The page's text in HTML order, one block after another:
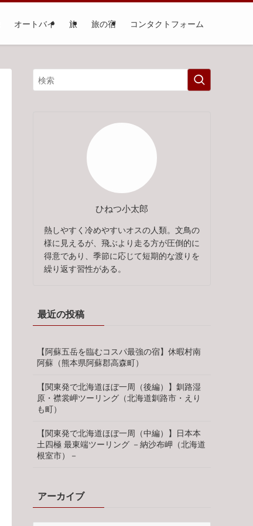
オートバイ 旅 旅の宿 コンタクトフォーム
ひねつ小太郎
熱しやすく冷めやすいオスの人類。文鳥の
様に見えるが、飛ぶより走る方が圧倒的に
得意であり、季節に応じて短期的な渡りを
繰り返す習性がある。
最近の投稿
【阿蘇五岳を臨むコスパ最強の宿】休暇村南
阿蘇（熊本県阿蘇郡高森町）
【関東発で北海道ほぼ一周（後編）】釧路湿
原・襟裳岬ツーリング（北海道釧路市・えり
も町）
【関東発で北海道ほぼ一周（中編）】日本本
土四極 最東端ツーリング －納沙布岬（北海道
根室市）－
アーカイブ